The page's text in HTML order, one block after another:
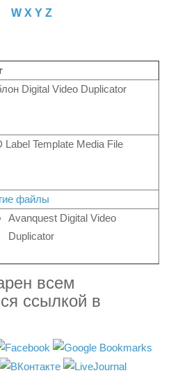
W X Y Z
Digital Video Duplicator
Label Template Media File
файлы
Avanquest Digital Video
Duplicator
всем
ссылкой в